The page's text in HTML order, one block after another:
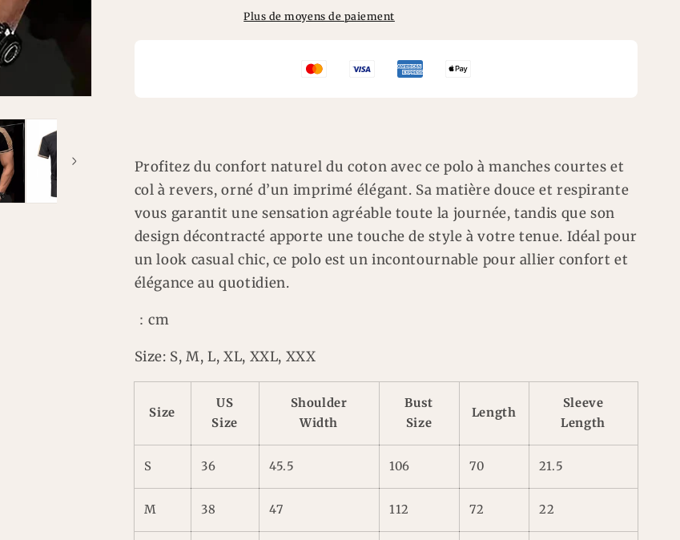
pour
Plus de moyens de paiement
Profitez du confort naturel du coton avec ce polo à manches courtes et
col à revers, orné d’un imprimé élégant. Sa matière douce et respirante
vous garantit une sensation agréable toute la journée, tandis que son
design décontracté apporte une touche de style à votre tenue. Idéal pour
un look casual chic, ce polo est un incontournable pour allier confort et
élégance au quotidien.
：cm
Size: S, M, L, XL, XXL, XXX
Size
US
Size
Shoulder
Width
Bust
Size
Length
Sleeve
Length
S 36 45.5 106 70 21.5
M 38 47 112 72 22